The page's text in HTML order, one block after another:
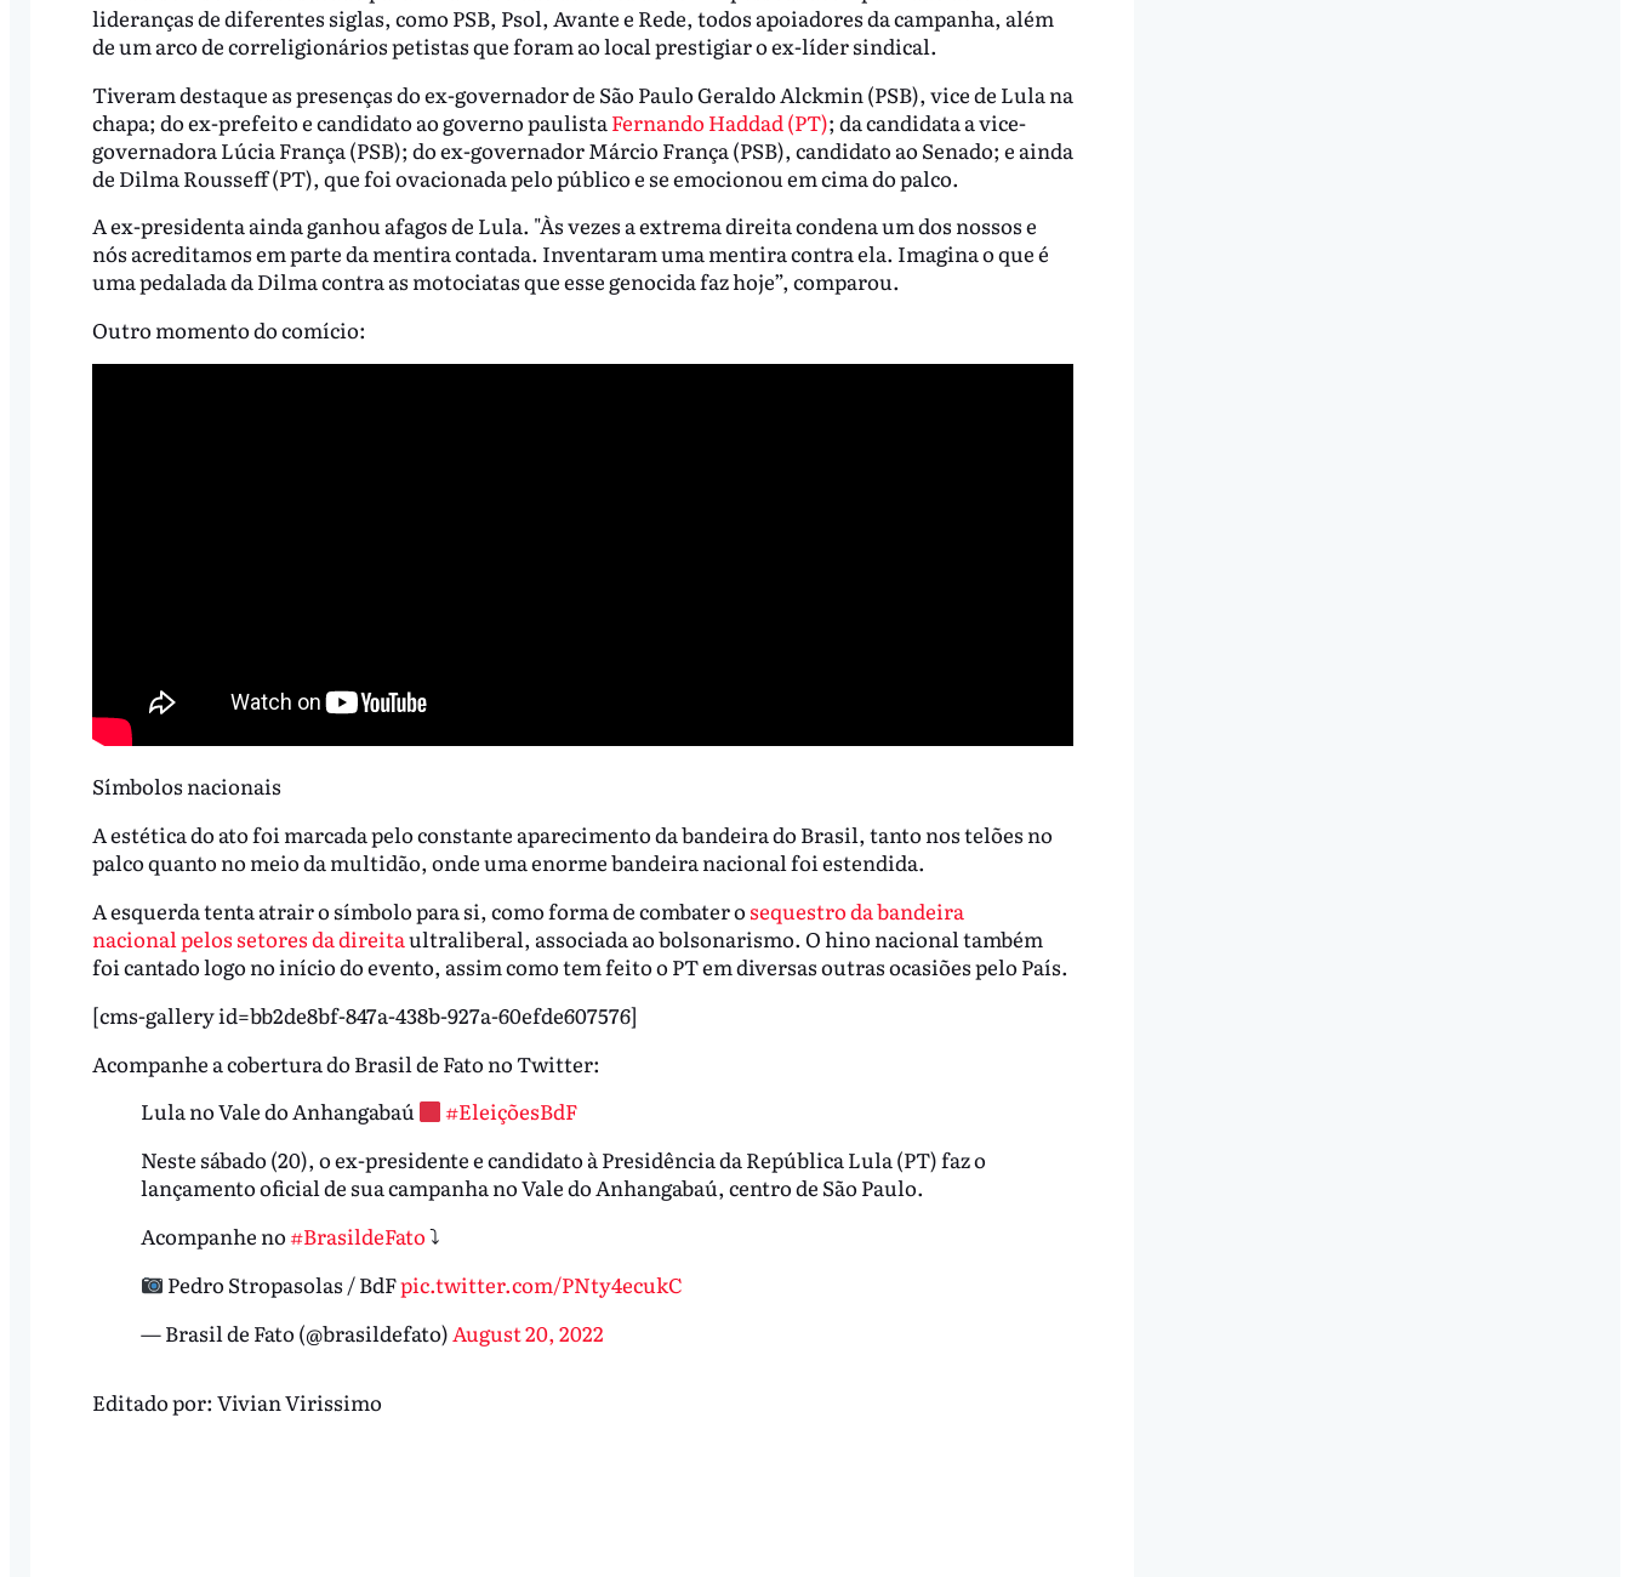
lideranças de diferentes siglas, como PSB, Psol, Avante e Rede, todos apoiadores da campanha, além
de um arco de correligionários petistas que foram ao local prestigiar o ex-líder sindical.
Tiveram destaque as presenças do ex-governador de São Paulo Geraldo Alckmin (PSB), vice de Lula na
chapa; do ex-prefeito e candidato ao governo paulista Fernando Haddad (PT); da candidata a vice-
governadora Lúcia França (PSB); do ex-governador Márcio França (PSB), candidato ao Senado; e ainda
de Dilma Rousseff (PT), que foi ovacionada pelo público e se emocionou em cima do palco.
A ex-presidenta ainda ganhou afagos de Lula. "Às vezes a extrema direita condena um dos nossos e
nós acreditamos em parte da mentira contada. Inventaram uma mentira contra ela. Imagina o que é
uma pedalada da Dilma contra as motociatas que esse genocida faz hoje”, comparou.
Outro momento do comício:
Símbolos nacionais
A estética do ato foi marcada pelo constante aparecimento da bandeira do Brasil, tanto nos telões no
palco quanto no meio da multidão, onde uma enorme bandeira nacional foi estendida.
A esquerda tenta atrair o símbolo para si, como forma de combater o sequestro da bandeira
nacional pelos setores da direitaultraliberal, associada ao bolsonarismo. O hino nacional também
foi cantado logo no início do evento, assim como tem feito o PT em diversas outras ocasiões pelo País.
[cms-gallery id=bb2de8bf-847a-438b-927a-60efde607576]
Acompanhe a cobertura do Brasil de Fato no Twitter:
Lula no Vale do Anhangabaú
#EleiçõesBdF
Neste sábado (20), o ex-presidente e candidato à Presidência da República Lula (PT) faz o
lançamento oficial de sua campanha no Vale do Anhangabaú, centro de São Paulo.
Acompanhe no#BrasildeFato⤵
Pedro Stropasolas / BdFpic.twitter.com/PNty4ecukC
— Brasil de Fato (@brasildefato) August 20, 2022
Editado por: Vivian Virissimo